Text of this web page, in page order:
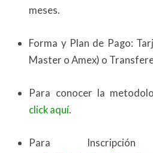
meses.
Forma y Plan de Pago:
Master o Amex) o
Para conocer la
click aquí.
Para